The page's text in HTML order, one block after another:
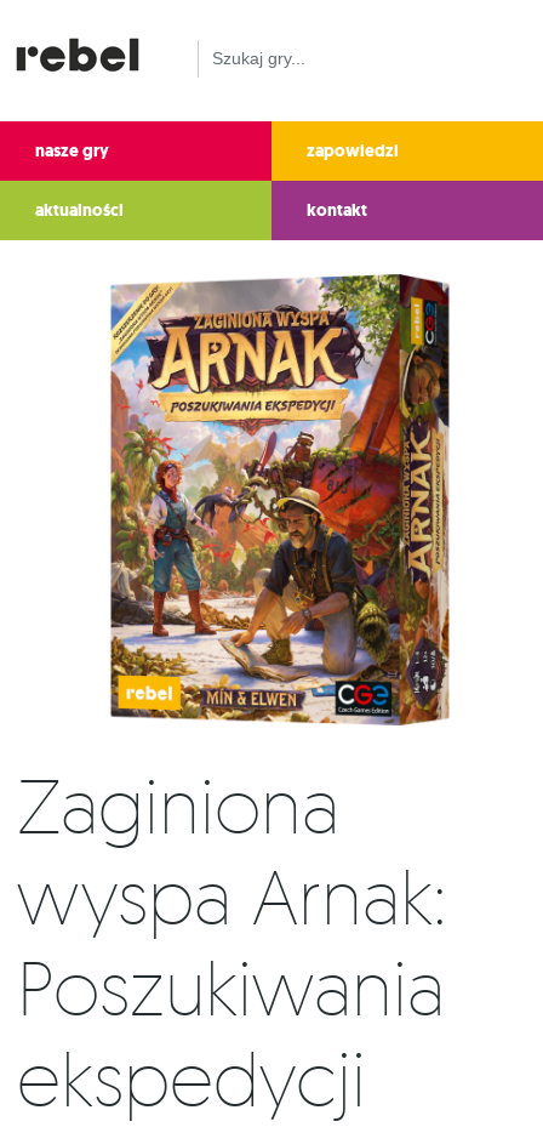
nasze gry zapowiedzi
aktualności kontakt
Zaginiona
wyspa Arnak:
Poszukiwania
ekspedycji